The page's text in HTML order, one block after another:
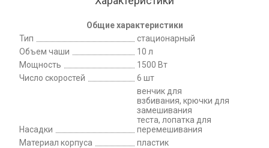
Общие характеристики
Тип
стационарный
Объем чаши
10 л
Мощность
1500 Вт
Число скоростей
6 шт
Насадки
венчик для
взбивания, крючки для
замешивания
теста, лопатка для
перемешивания
Материал корпуса
пластик